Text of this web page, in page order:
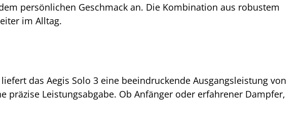
persönlichen Geschmack an. Die Kombination aus robustem
im Alltag.
das Aegis Solo 3 eine beeindruckende Ausgangsleistung von
präzise Leistungsabgabe. Ob Anfänger oder erfahrener Dampfer,